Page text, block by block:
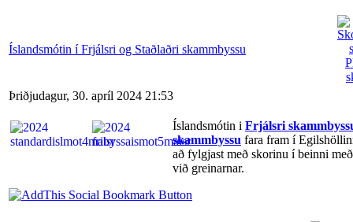
Íslandsmótin í Frjálsri og Staðlaðri skammbyssu
Þriðjudagur, 30. apríl 2024 21:53
Íslandsmótin i Frjálsri
skammbyssu fara fram í
að fylgjast með skorinu í beinni
við greinarnar.